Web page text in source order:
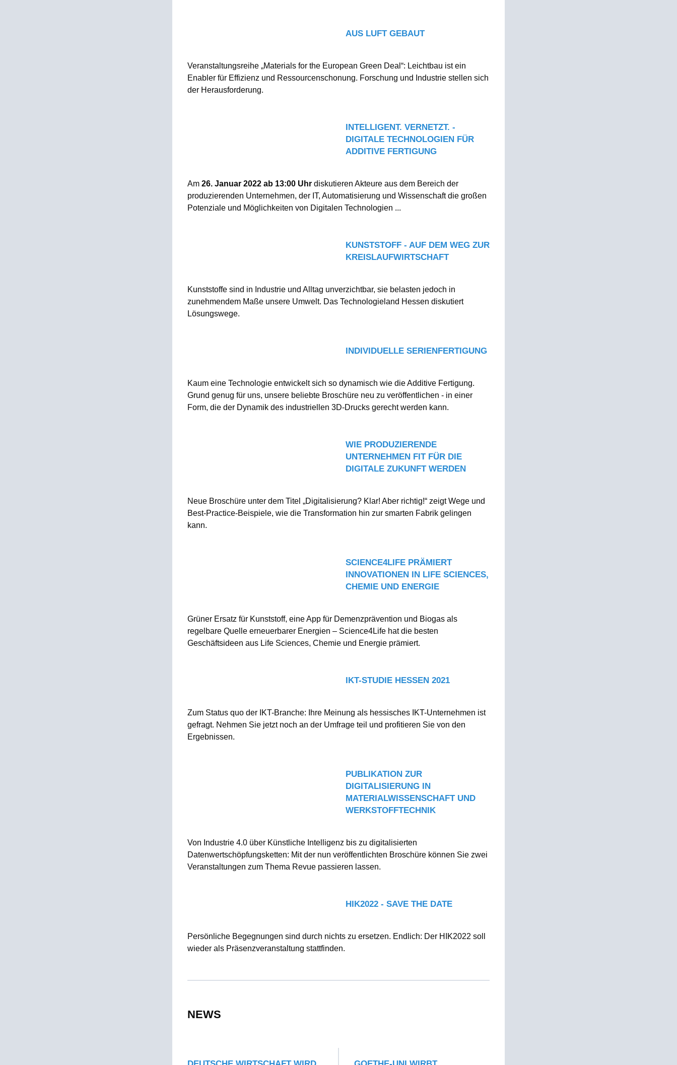
AUS LUFT GEBAUT
Veranstaltungsreihe „Materials for the European Green Deal“: Leichtbau ist ein
Enabler für Effizienz und Ressourcenschonung. Forschung und Industrie stellen sich
der Herausforderung.
INTELLIGENT. VERNETZT. -
DIGITALE TECHNOLOGIEN FÜR
ADDITIVE FERTIGUNG
Am 26. Januar 2022 ab 13:00 Uhr diskutieren Akteure aus dem Bereich der
produzierenden Unternehmen, der IT, Automatisierung und Wissenschaft die großen
Potenziale und Möglichkeiten von Digitalen Technologien ...
KUNSTSTOFF - AUF DEM WEG ZUR
KREISLAUFWIRTSCHAFT
Kunststoffe sind in Industrie und Alltag unverzichtbar, sie belasten jedoch in
zunehmendem Maße unsere Umwelt. Das Technologieland Hessen diskutiert
Lösungswege.
INDIVIDUELLE SERIENFERTIGUNG
Kaum eine Technologie entwickelt sich so dynamisch wie die Additive Fertigung.
Grund genug für uns, unsere beliebte Broschüre neu zu veröffentlichen - in einer
Form, die der Dynamik des industriellen 3D-Drucks gerecht werden kann.
WIE PRODUZIERENDE
UNTERNEHMEN FIT FÜR DIE
DIGITALE ZUKUNFT WERDEN
Neue Broschüre unter dem Titel „Digitali­sierung? Klar! Aber richtig!“ zeigt Wege und
Best-Practice-Beispiele, wie die Transforma­tion hin zur smarten Fabrik gelingen
kann.
SCIENCE4LIFE PRÄMIERT
INNOVATIONEN IN LIFE SCIENCES,
CHEMIE UND ENERGIE
Grüner Ersatz für Kunststoff, eine App für Demenzprävention und Biogas als
regelbare Quelle erneuerbarer Energien – Science4Life hat die besten
Geschäftsideen aus Life Sciences, Chemie und Energie prämiert.
IKT-STUDIE HESSEN 2021
Zum Status quo der IKT-Branche: Ihre Meinung als hessisches IKT-Unternehmen ist
gefragt. Nehmen Sie jetzt noch an der Umfrage teil und profitieren Sie von den
Ergebnissen.
PUBLIKATION ZUR
DIGITALISIERUNG IN
MATERIALWISSENSCHAFT UND
WERKSTOFFTECHNIK
Von Industrie 4.0 über Künstliche Intelligenz bis zu digitalisierten
Datenwertschöpfungsketten: Mit der nun veröffentlichten Broschüre können Sie zwei
Veranstaltungen zum Thema Revue passieren lassen.
HIK2022 - SAVE THE DATE
Persönliche Begegnungen sind durch nichts zu ersetzen. Endlich: Der HIK2022 soll
wieder als Präsenzveranstaltung stattfinden.
NEWS